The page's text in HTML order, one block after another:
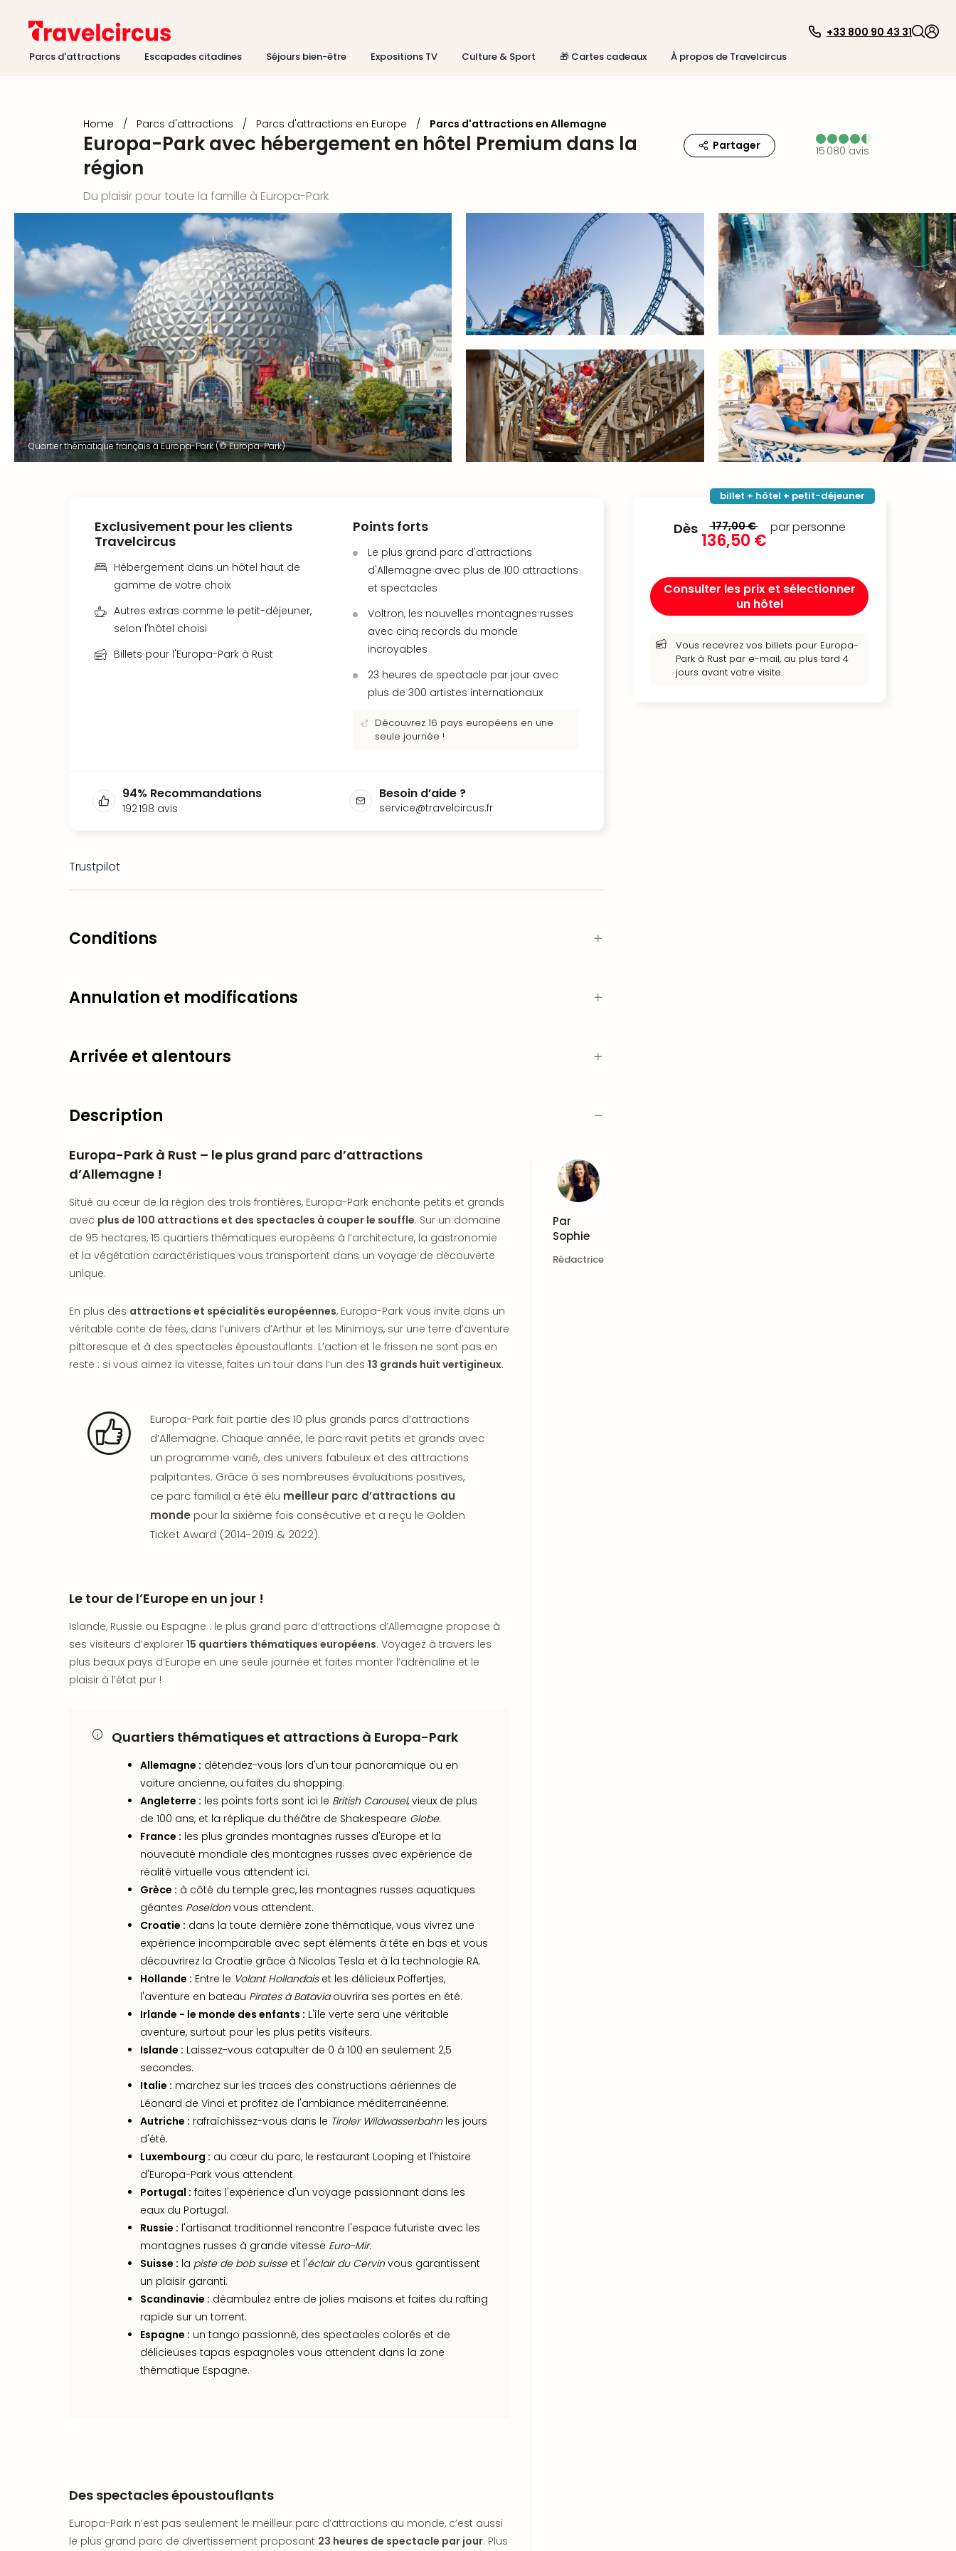
Parcs d'attractions Escapades citadines Séjours bien-être Expositions TV Culture & Sport 🎁 Cartes cadeaux À propos de Travelcircus
+33 800 90 43 31
Home / Parcs d'attractions / Parcs d'attractions en Europe / Parcs d'attractions en Allemagne
Europa-Park avec hébergement en hôtel Premium dans la
région
Partager 15 080 avis
Du plaisir pour toute la famille à Europa-Park
Quartier thématique français à Europa-Park (© Europa-Park)
billet + hôtel + petit-déjeuner
Dès 177,00 €
136,50 €
par personne
Consulter les prix et sélectionner
un hôtel
Vous recevrez vos billets pour Europa-
Park à Rust par e-mail, au plus tard 4
jours avant votre visite.
Exclusivement pour les clients
Travelcircus
Hébergement dans un hôtel haut de
gamme de votre choix
Autres extras comme le petit-déjeuner,
selon l'hôtel choisi
Billets pour l'Europa-Park à Rust
Points forts
Le plus grand parc d'attractions
d'Allemagne avec plus de 100 attractions
et spectacles
Voltron, les nouvelles montagnes russes
avec cinq records du monde
incroyables
23 heures de spectacle par jour avec
plus de 300 artistes internationaux
Découvrez 16 pays européens en une
seule journée !
94% Recommandations
192 198 avis
Besoin d’aide ?
service@travelcircus.fr
Trustpilot
Conditions
Annulation et modifications
Arrivée et alentours
Description
Europa-Park à Rust – le plus grand parc d’attractions
d’Allemagne !
Situé au cœur de la région des trois frontières, Europa-Park enchante petits et grands
avec plus de 100 attractions et des spectacles à couper le souffle. Sur un domaine
de 95 hectares, 15 quartiers thématiques européens à l’architecture, la gastronomie
et la végétation caractéristiques vous transportent dans un voyage de découverte
unique.
En plus des attractions et spécialités européennes, Europa-Park vous invite dans un
véritable conte de fées, dans l’univers d’Arthur et les Minimoys, sur une terre d’aventure
pittoresque et à des spectacles époustouflants. L’action et le frisson ne sont pas en
reste : si vous aimez la vitesse, faites un tour dans l’un des 13 grands huit vertigineux.
Europa-Park fait partie des 10 plus grands parcs d’attractions
d’Allemagne. Chaque année, le parc ravit petits et grands avec
un programme varié, des univers fabuleux et des attractions
palpitantes. Grâce à ses nombreuses évaluations positives,
ce parc familial a été élu meilleur parc d’attractions au
monde pour la sixième fois consécutive et a reçu le Golden
Ticket Award (2014-2019 & 2022).
Le tour de l’Europe en un jour !
Islande, Russie ou Espagne : le plus grand parc d’attractions d’Allemagne propose à
ses visiteurs d’explorer 15 quartiers thématiques européens. Voyagez à travers les
plus beaux pays d’Europe en une seule journée et faites monter l’adrénaline et le
plaisir à l’état pur !
Quartiers thématiques et attractions à Europa-Park
Allemagne : détendez-vous lors d'un tour panoramique ou en
voiture ancienne, ou faites du shopping.
Angleterre : les points forts sont ici le British Carousel, vieux de plus
de 100 ans, et la réplique du théâtre de Shakespeare Globe.
France : les plus grandes montagnes russes d'Europe et la
nouveauté mondiale des montagnes russes avec expérience de
réalité virtuelle vous attendent ici.
Grèce : à côté du temple grec, les montagnes russes aquatiques
géantes Poseidon vous attendent.
Croatie : dans la toute dernière zone thématique, vous vivrez une
expérience incomparable avec sept éléments à tête en bas et vous
découvrirez la Croatie grâce à Nicolas Tesla et à la technologie RA.
Hollande : Entre le Volant Hollandaiset les délicieux Poffertjes,
l'aventure en bateau Pirates à Bataviaouvrira ses portes en été.
Irlande - le monde des enfants : L'île verte sera une véritable
aventure, surtout pour les plus petits visiteurs.
Islande : Laissez-vous catapulter de 0 à 100 en seulement 2,5
secondes.
Italie : marchez sur les traces des constructions aériennes de
Léonard de Vinci et profitez de l'ambiance méditerranéenne.
Autriche : rafraîchissez-vous dans le Tiroler Wildwasserbahn les jours
d'été.
Luxembourg : au cœur du parc, le restaurant Looping et l'histoire
d'Europa-Park vous attendent.
Portugal : faites l'expérience d'un voyage passionnant dans les
eaux du Portugal.
Russie : l'artisanat traditionnel rencontre l'espace futuriste avec les
montagnes russes à grande vitesse Euro-Mir.
Suisse : la piste de bob suisseet l'éclair du Cervin vous garantissent
un plaisir garanti.
Scandinavie : déambulez entre de jolies maisons et faites du rafting
rapide sur un torrent.
Espagne : un tango passionné, des spectacles colorés et de
délicieuses tapas espagnoles vous attendent dans la zone
thématique Espagne.
Des spectacles époustouflants
Europa-Park n’est pas seulement le meilleur parc d’attractions au monde, c’est aussi
le plus grand parc de divertissement proposant 23 heures de spectacle par jour. Plus
Par
Sophie
Rédactrice